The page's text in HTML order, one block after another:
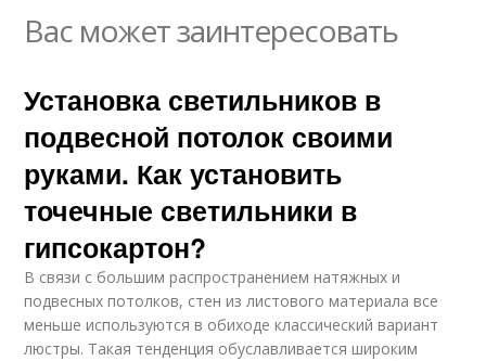
Вас может заинтересовать
Установка светильников в
подвесной потолок своими
руками. Как установить
точечные светильники в
гипсокартон?
В связи с большим распространением натяжных и
подвесных потолков, стен из листового материала все
меньше используются в обиходе классический вариант
люстры. Такая тенденция обуславливается широким